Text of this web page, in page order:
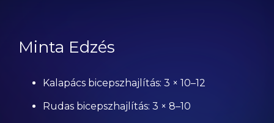
Minta Edzés
Kalapács bicepszhajlítás: 3 × 10–12
Rudas bicepszhajlítás: 3 × 8–10